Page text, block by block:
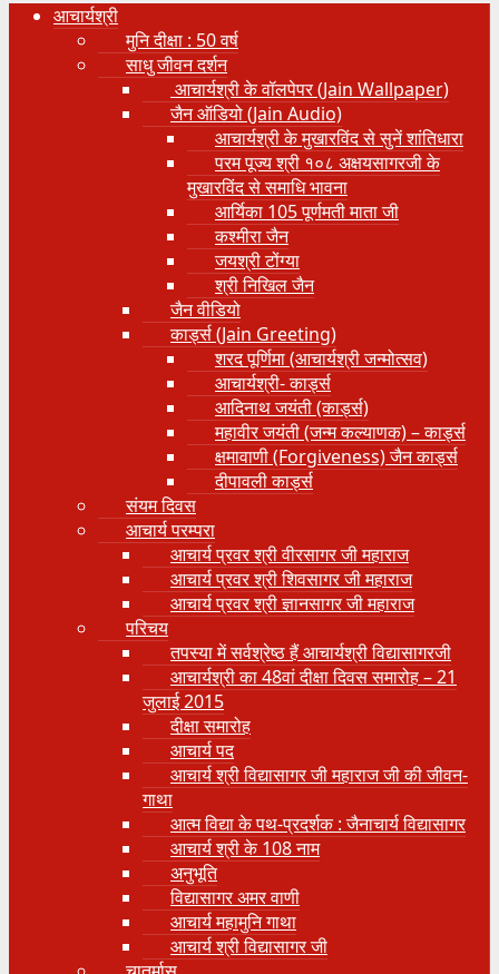
आचार्यश्री
मुनि दीक्षा : 50 वर्ष
साधु जीवन दर्शन
आचार्यश्री के वॉलपेपर (Jain Wallpaper)
जैन ऑडियो (Jain Audio)
आचार्यश्री के मुखारविंद से सुनें शांतिधारा
परम पूज्य श्री १०८ अक्षयसागरजी के
मुखारविंद से समाधि भावना
आर्यिका 105 पूर्णमती माता जी
कश्मीरा जैन
जयश्री टोंग्या
श्री निखिल जैन
जैन वीडियो
कार्ड्स (Jain Greeting)
शरद पूर्णिमा (आचार्यश्री जन्मोत्सव)
आचार्यश्री- कार्ड्स
आदिनाथ जयंती (कार्ड्स)
महावीर जयंती (जन्म कल्याणक) – कार्ड्स
क्षमावाणी (Forgiveness) जैन कार्ड्स
दीपावली कार्ड्स
संयम दिवस
आचार्य परम्परा
आचार्य प्रवर श्री वीरसागर जी महाराज
आचार्य प्रवर श्री शिवसागर जी महाराज
आचार्य प्रवर श्री ज्ञानसागर जी महाराज
परिचय
तपस्या में सर्वश्रेष्ठ हैं आचार्यश्री विद्यासागरजी
आचार्यश्री का 48वां दीक्षा दिवस समारोह – 21
जुलाई 2015
दीक्षा समारोह
आचार्य पद
आचार्य श्री विद्यासागर जी महाराज जी की जीवन-
गाथा
आत्म विद्या के पथ-प्रदर्शक : जैनाचार्य विद्यासागर
आचार्य श्री के 108 नाम
अनुभूति
विद्यासागर अमर वाणी
आचार्य महामुनि गाथा
आचार्य श्री विद्यासागर जी